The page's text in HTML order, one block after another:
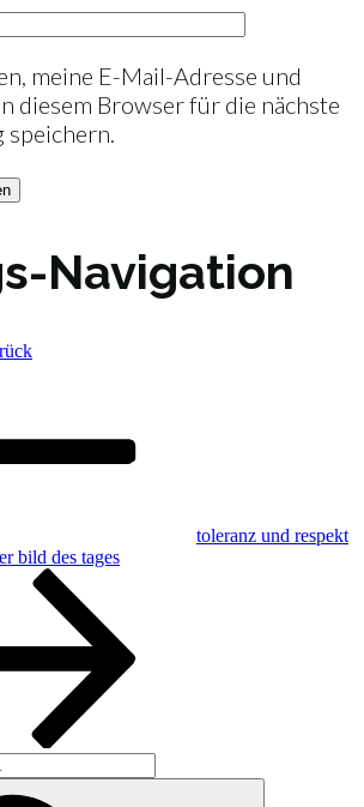
meine E-Mail-Adresse und
diesem Browser für die nächste
speichern.
Navigation
toleranz und respekt
bild des tages